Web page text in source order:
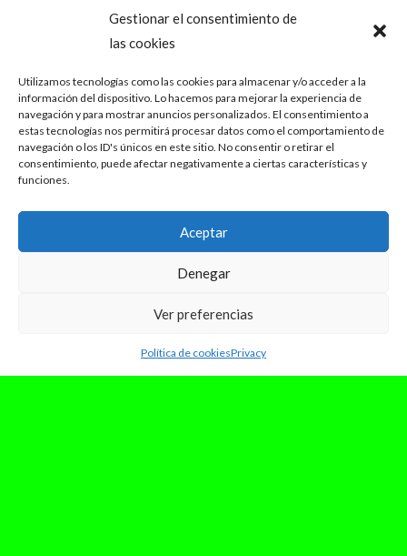
Gestionar el consentimiento de
las cookies
Utilizamos tecnologías como las cookies para almacenar y/o acceder a la
información del dispositivo. Lo hacemos para mejorar la experiencia de
navegación y para mostrar anuncios personalizados. El consentimiento a
estas tecnologías nos permitirá procesar datos como el comportamiento de
navegación o los ID's únicos en este sitio. No consentir o retirar el
consentimiento, puede afectar negativamente a ciertas características y
funciones.
Aceptar
Denegar
Ver preferencias
Política de cookiesPrivacy